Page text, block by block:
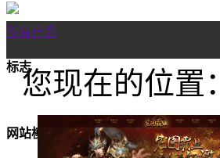
所有产品
标志
网站模板
您现在的位置：